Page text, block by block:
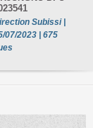
Subissi |
07/2023 | 675